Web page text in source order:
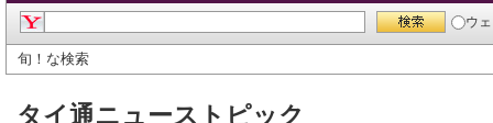
ウ
旬！な検索
タイ通ニューストピック